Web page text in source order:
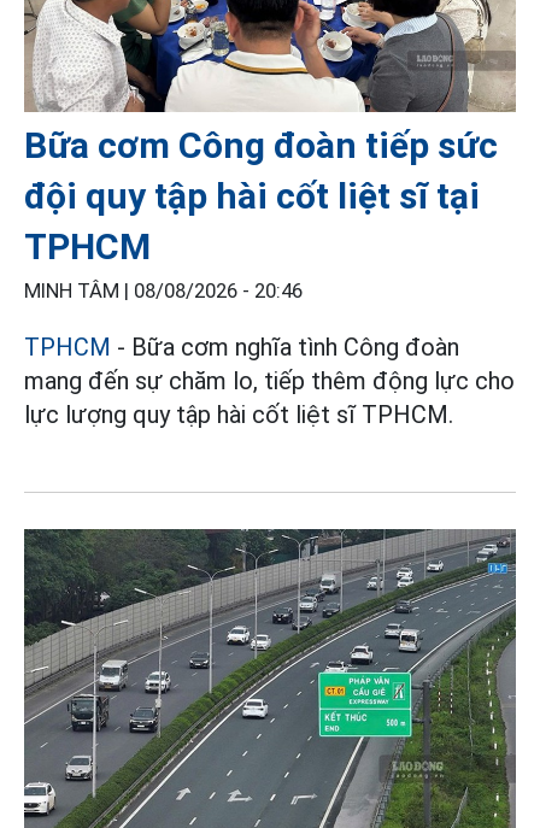
Bữa cơm Công đoàn tiếp sức
đội quy tập hài cốt liệt sĩ tại
TPHCM
MINH TÂM | 08/08/2026 - 20:46
TPHCM - Bữa cơm nghĩa tình Công đoàn
mang đến sự chăm lo, tiếp thêm động lực cho
lực lượng quy tập hài cốt liệt sĩ TPHCM.